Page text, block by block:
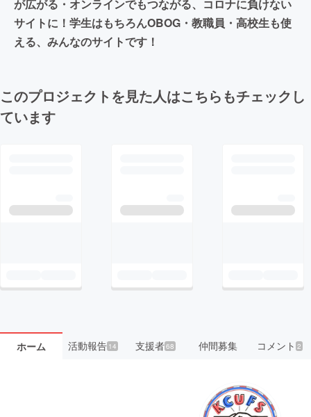
が広がる・オンラインでもつながる、コロナに負けない
サイトに！学生はもちろんOBOG・教職員・高校生も使
える、みんなのサイトです！
このプロジェクトを見た人はこちらもチェックし
ています
ホーム 活動報告14 支援者68 仲間募集 コメント 2